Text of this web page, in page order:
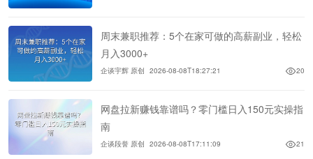
周末兼职推荐：5个在家可做的高薪副业，轻松
月入3000+
企谈宇辉 原创 2026-08-08T18:27:21 20
网盘拉新赚钱靠谱吗？零门槛日入150元实操指
南
企谈段誉 原创 2026-08-08T17:11:09 21